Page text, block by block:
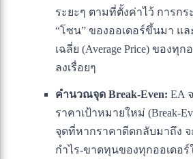
ระยะๆ ตามที่ตั้งค่าไว้ การกร
“โซน” ของออเดอร์ขึ้นมา แ
เฉลี่ย (Average Price) ของทุ
ลงเรื่อยๆ
คำนวณจุด Break-Even: EA
ราคาเป้าหมายใหม่ (Break-
จุดที่หากราคาดีดกลับมาถึง
กำไร-ขาดทุนของทุกออเดอร์